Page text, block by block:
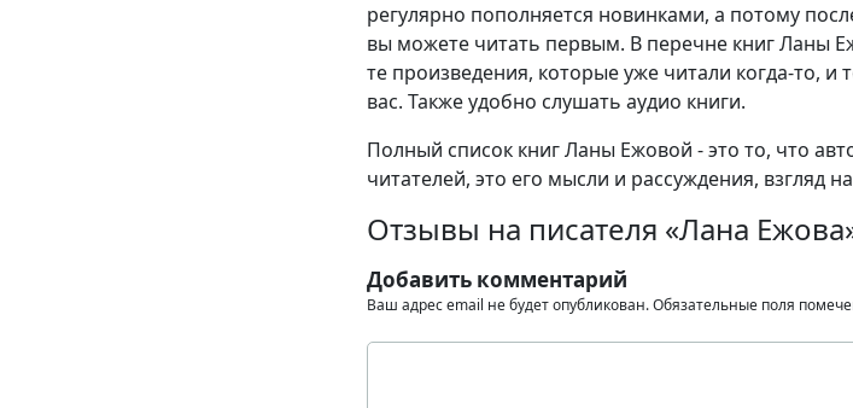
регулярно пополняется новинками, а потому
вы можете читать первым. В перечне книг Ланы
те произведения, которые уже читали когда-то,
вас. Также удобно слушать аудио книги.
Полный список книг Ланы Ежовой - это то, что
читателей, это его мысли и рассуждения, взгляд
Отзывы на писателя «Лана
Добавить комментарий
Ваш адрес email не будет опубликован.Обязательные поля